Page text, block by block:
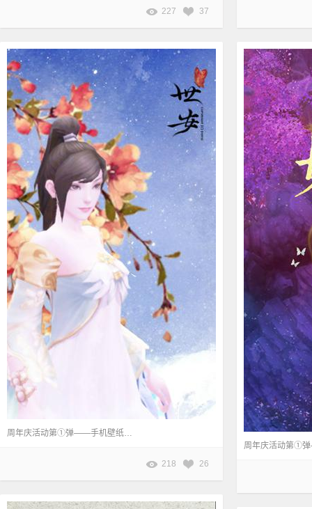
227 37
周年庆活动第①弹——手机壁纸任你挑。 本页壁纸作者：浮生欢颜
218 26